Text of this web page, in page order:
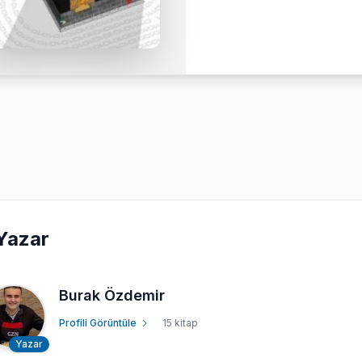
Yazar
Burak Özdemir
Profili Görüntüle 15 kitap